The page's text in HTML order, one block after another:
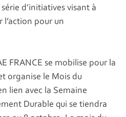
d’initiatives visant à
l’action pour un
FRANCE se mobilise pour la
organise le Mois du
lien avec la Semaine
Durable qui se tiendra